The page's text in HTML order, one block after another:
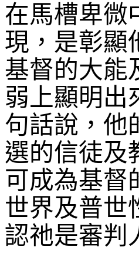
在馬槽卑微
現，是彰顯
基督的大能
弱上顯明出
句話說，他
選的信徒及
可成為基督
世界及普世
認祂是審判